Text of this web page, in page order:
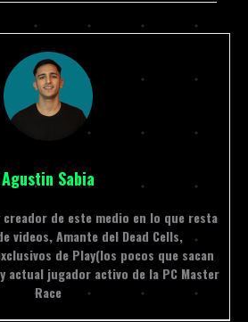
Agustin Sabia
de este medio en lo que resta
videos, Amante del Dead Cells,
de Play(los pocos que sacan
actual jugador activo de la PC Master
Race